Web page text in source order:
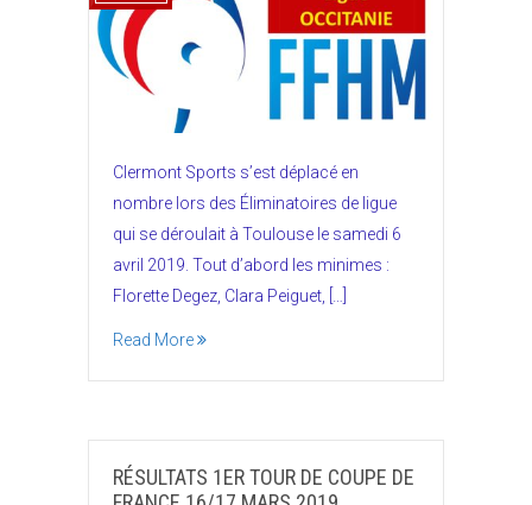
Clermont Sports s’est déplacé en
nombre lors des Éliminatoires de ligue
qui se déroulait à Toulouse le samedi 6
avril 2019. Tout d’abord les minimes :
Florette Degez, Clara Peiguet, […]
Read More
RÉSULTATS 1ER TOUR DE COUPE DE